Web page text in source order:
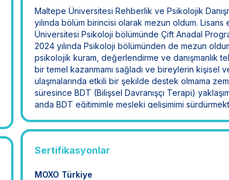
Maltepe Üniversitesi Rehberlik ve Psikolojik
yılında bölüm birincisi olarak mezun oldum. Lisans
Üniversitesi Psikoloji bölümünde Çift Anadal
2024 yılında Psikoloji bölümünden de mezun
psikolojik kuram, değerlendirme ve danışmanlık
bir temel kazanmamı sağladı ve bireylerin kişisel
ulaşmalarında etkili bir şekilde destek olmama
süresince BDT (Bilişsel Davranışçı Terapi)
anda BDT eğitimimle mesleki gelişimimi
Sertifikasyonlar
MOXO Türkiye